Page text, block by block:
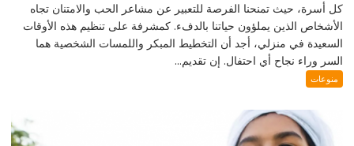
كل أسرة، حيث تمنحنا الفرصة للتعبير عن مشاعر الحب والامتنان تجاه
الأشخاص الذين يملؤون حياتنا بالدفء. كمشرفة على تنظيم هذه الأوقات
السعيدة في منزلي، أجد أن التخطيط المبكر واللمسات الشخصية هما
السر وراء نجاح أي احتفال. إن تقديم...
منوعات